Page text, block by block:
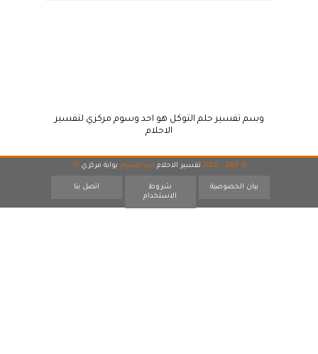
وسم تفسير حلم التوكل هو احد وسوم مركزي لتفسير
الاحلام
© 2007 - 2026 تفسير الاحلام احد اقسام بوابة مركزي 17
بيان الخصوصية
شروط
الاستخدام
اتصل بنا